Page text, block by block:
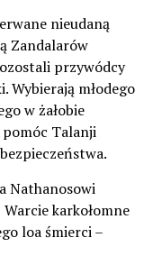
nieudaną
Zandalarów
przywódcy
Wybierają młodego
w żałobie
pomóc Talanji
Nathanosowi
karkołomne
loa śmierci –